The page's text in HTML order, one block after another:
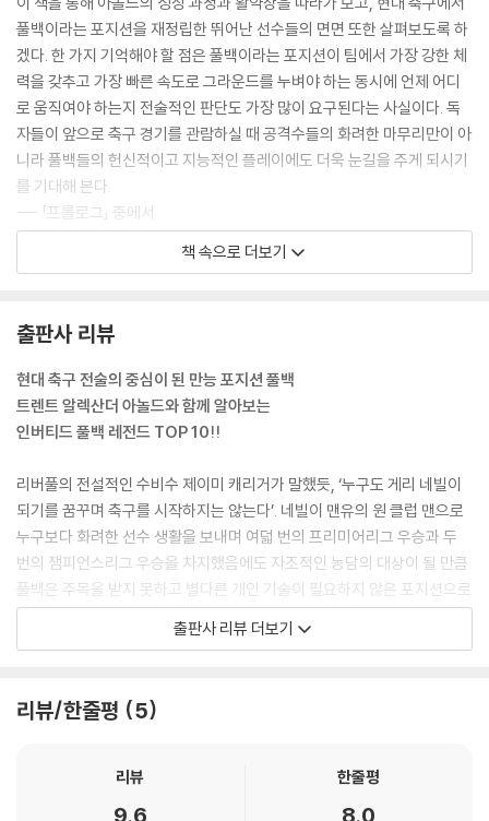
풀백이라는 포지션을 재정립한 뛰어난 선수들의 면면 또한 살펴보도록 하
겠다. 한 가지 기억해야 할 점은 풀백이라는 포지션이 팀에서 가장 강한 체
력을 갖추고 가장 빠른 속도로 그라운드를 누벼야 하는 동시에 언제 어디
로 움직여야 하는지 전술적인 판단도 가장 많이 요구된다는 사실이다. 독
자들이 앞으로 축구 경기를 관람하실 때 공격수들의 화려한 마무리만이 아
니라 풀백들의 헌신적이고 지능적인 플레이에도 더욱 눈길을 주게 되시기
를 기대해 본다.
--- 「프롤로그」 중에서
1998년 10월, 잉글랜드 리버풀 지역에서 태어난 아놀드에게 축구에 대한
가대표 선수가 되는 것이라고 해도 과언이 아닐 정도인데, 아놀드 또한 예
외는 아니었다.
--- 「Fateful Encounter 트렌트와 축구의 운명적인 만남」 중에서
터트리는 순간을 꿈꿀 겁니다. 특히나 크로스바를 맞고 들어간 골이라 더
특별하네요. 솔직히 득점 순간은 잘 기억이 나질 않습니다. 무릎으로 슬라
이딩을 했던 건 기억이 나요. 세리머니 이후 우리 진영으로 돌아가면서부
터 실감이 나기 시작했습니다
--- 「Member of Liverpool 유망주를 넘어 리버풀의 일원으로」 중에서
리버풀은 2년 연속으로 챔피언스리그 결승에 진출하며 유럽 최강의 전력
을 증명했고, 결국 우승까지 차지하며 클롭 감독 체제에서 첫 트로피도 들
한 아쉬움은 프리미어리그였다. 완벽에 가까운 시즌을 보냈음에도 승점 1
실은 2019-20 시즌의 최우선 목표를 더욱 확고하게 했다. 이제 리버풀은
반드시 프리미어리그 우승을 차지해야 했다
책 속으로 더보기
출판사 리뷰
현대 축구 전술의 중심이 된 만능 포지션 풀백
트렌트 알렉산더 아놀드와 함께 알아보는
인버티드 풀백 레전드 TOP 10!!
리버풀의 전설적인 수비수 제이미 캐리거가 말했듯, ‘누구도 게리 네빌이
되기를 꿈꾸며 축구를 시작하지는 않는다’. 네빌이 맨유의 원 클럽 맨으로
누구보다 화려한 선수 생활을 보내며 여덟 번의 프리미어리그 우승과 두
번의 챔피언스리그 우승을 차지했음에도 자조적인 농담의 대상이 될 만큼
풀백은 주목을 받지 못하고 별다른 개인 기술이 필요하지 않은 포지션으로
생각되곤 한다.
가장 빠르고 넓게 움직여야 하는 만큼, 개인 기술은 물론 축구 지능과 체력
출판사 리뷰 더보기
리뷰/한줄평 5
리뷰
9.6
한줄평
8.0